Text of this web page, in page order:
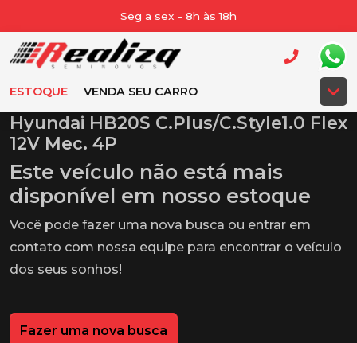
Seg a sex - 8h às 18h
ESTOQUE VENDA SEU CARRO
Hyundai HB20S C.Plus/C.Style1.0 Flex
12V Mec. 4P
Este veículo não está mais
disponível em nosso estoque
Você pode fazer uma nova busca ou entrar em
contato com nossa equipe para encontrar o veículo
dos seus sonhos!
Fazer uma nova busca